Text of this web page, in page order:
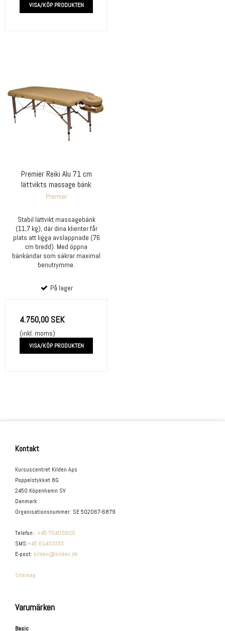
VISA/KÖP PRODUKTEN
Premier Reiki Alu 71 cm
lättvikts massage bänk
Premier
Stabil lättvikt massagebänk
(11,7 kg), där dina klienter får
plats att ligga avslappnade (76
cm bredd). Med öppna
bänkändar som säkrar maximal
benutrymme.
På lager
4.750,00 SEK
(inkl. moms)
VISA/KÖP PRODUKTEN
Kontakt
Kursuscentret Kilden Aps
Poppelstykket 8G
2450 Köpenhamn SV
Danmark
Organisationsnummer: SE 502067-6879
Telefon : +45 70400600
SMS:+45 61403333
E-post: kilden@kilden.dk
Sitemap
Varumärken
Basic